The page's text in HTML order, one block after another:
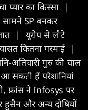
का किस्सा
|
सामने SP बनकर
|
यूरोप से लौटे
कितना गरमाई
|
अतिचारी गुरु की चाल
सकती हैं परेशानियां
फ्रांस ने Infosys पर
हुसैन और अन्य दोषियों